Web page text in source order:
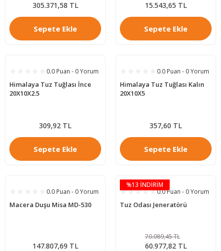
305.371,58 TL
Sepete Ekle
15.543,65 TL
Sepete Ekle
0.0 Puan - 0 Yorum
Himalaya Tuz Tuğlası İnce
20X10X2.5
309,92 TL
Sepete Ekle
0.0 Puan - 0 Yorum
Himalaya Tuz Tuğlası Kalın
20X10X5
357,60 TL
Sepete Ekle
0.0 Puan - 0 Yorum
Macera Duşu Misa MD-530
147.807,69 TL
%13 İNDİRİM
0.0 Puan - 0 Yorum
Tuz Odası Jeneratörü
70.089,45 TL
60.977,82 TL